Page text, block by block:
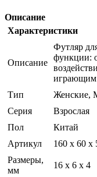
Описание
Характеристики
Описание
Футляр
функции:
играющим
Тип
Женские,
Серия
Взрослая
Пол
Китай
Артикул
160 х 60 х
Размеры,
мм
16 x 6 x 4